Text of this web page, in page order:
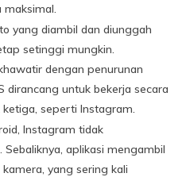
maksimal.
yang diambil dan diunggah
setinggi mungkin.
dengan penurunan
dirancang untuk bekerja secara
seperti Instagram.
Instagram tidak
aplikasi mengambil
yang sering kali